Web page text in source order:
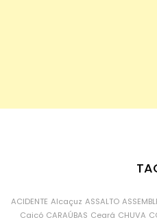
ACIDENTE Alcaçuz ASSALTO
Caicó CARAÚBAS Ceará CHUVA